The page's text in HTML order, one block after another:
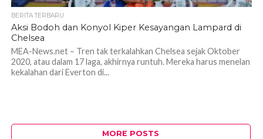
BERITA TERBARU
Aksi Bodoh dan Konyol Kiper Kesayangan Lampard di
Chelsea
MEA-News.net – Tren tak terkalahkan Chelsea sejak Oktober
2020, atau dalam 17 laga, akhirnya runtuh. Mereka harus menelan
kekalahan dari Everton di...
MORE POSTS